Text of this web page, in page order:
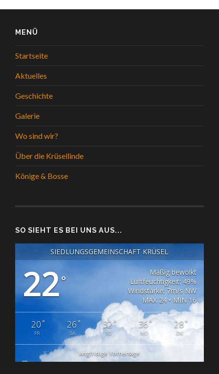
MENÜ
Startseite
Aktuelles
Geschichte
Galerie
Wo sind wir?
Über die Krüsellinde
Könige & Bosse
SO SIEHT ES BEI UNS AUS...
SIEDLUNGSGEMEINSCHAFT KRÜSEL
22°
Mäßig bewölkt
Luftfeuchtigkeit: 49%
Windstärke: 7m/s NW
MAX 24 • MIN 16
20°
FR
26°
SA
32°
SO
36°
MO
28°
DIE
langfristige Vorhersage